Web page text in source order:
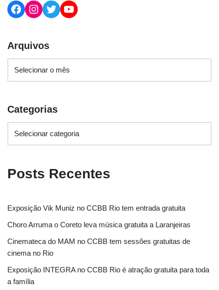
Arquivos
Categorias
Posts Recentes
Exposição Vik Muniz no CCBB Rio tem entrada gratuita
Choro Arruma o Coreto leva música gratuita a Laranjeiras
Cinemateca do MAM no CCBB tem sessões gratuitas de
cinema no Rio
Exposição INTEGRA no CCBB Rio é atração gratuita para toda
a família